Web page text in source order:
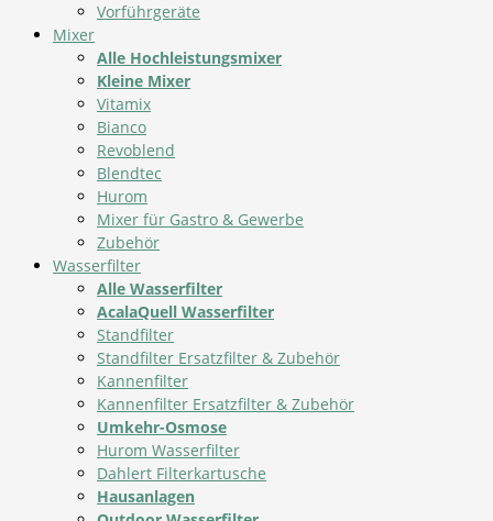
Vorführgeräte
Mixer
Alle Hochleistungsmixer
Kleine Mixer
Vitamix
Bianco
Revoblend
Blendtec
Hurom
Mixer für Gastro & Gewerbe
Zubehör
Wasserfilter
Alle Wasserfilter
AcalaQuell Wasserfilter
Standfilter
Standfilter Ersatzfilter & Zubehör
Kannenfilter
Kannenfilter Ersatzfilter & Zubehör
Umkehr-Osmose
Hurom Wasserfilter
Dahlert Filterkartusche
Hausanlagen